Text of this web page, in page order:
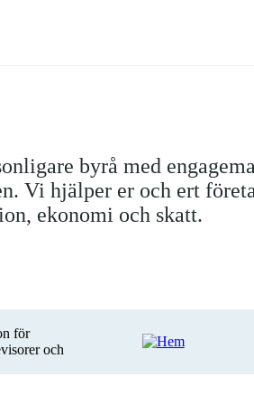
byrå med
Vi hjälper er och ert
ekonomi och skatt.
för
och